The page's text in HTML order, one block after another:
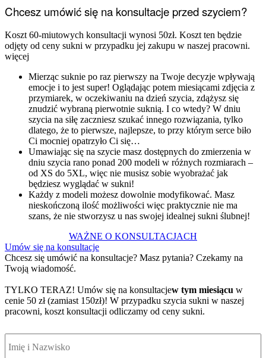
Chcesz umówić się na konsultacje przed szyciem?
Koszt 60-miutowych konsultacji wynosi 50zł. Koszt ten będzie
odjęty od ceny sukni w przypadku jej zakupu w naszej pracowni.
więcej
Mierząc suknie po raz pierwszy na Twoje decyzje wpływają
emocje i to jest super! Oglądając potem miesiącami zdjęcia z
przymiarek, w oczekiwaniu na dzień szycia, zdążysz się
znudzić wybraną pierwotnie suknią. I co wtedy? W dniu
szycia na siłę zaczniesz szukać innego rozwiązania, tylko
dlatego, że to pierwsze, najlepsze, to przy którym serce biło
Ci mocniej opatrzyło Ci się…
Umawiając się na szycie masz dostępnych do zmierzenia w
dniu szycia rano ponad 200 modeli w różnych rozmiarach –
od XS do 5XL, więc nie musisz sobie wyobrażać jak
będziesz wyglądać w sukni!
Każdy z modeli możesz dowolnie modyfikować. Masz
nieskończoną ilość możliwości więc praktycznie nie ma
szans, że nie stworzysz u nas swojej idealnej sukni ślubnej!
WAŻNE O KONSULTACJACH
Umów się na konsultacje
Chcesz się umówić na konsultacje? Masz pytania? Czekamy na
Twoją wiadomość.
TYLKO TERAZ! Umów się na konsultacjew tym miesiącu w
cenie 50 zł (zamiast 150zł)! W przypadku szycia sukni w naszej
pracowni, koszt konsultacji odliczamy od ceny sukni.
Imię